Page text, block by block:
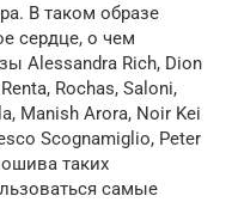
В таком образе
сердце, о чем
Alessandra Rich, Dion
Rochas, Saloni,
Manish Arora, Noir Kei
Scognamiglio, Peter
таких
самые